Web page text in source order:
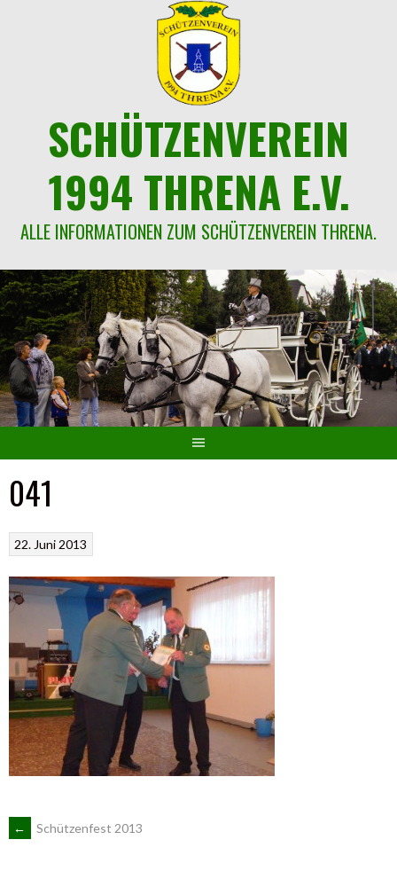
SCHÜTZENVEREIN
1994 THRENA E.V.
ALLE INFORMATIONEN ZUM SCHÜTZENVEREIN THRENA.
041
22. Juni 2013
ARTIKEL-
← Schützenfest 2013